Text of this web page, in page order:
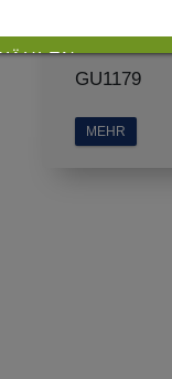
GU1179
MEHR